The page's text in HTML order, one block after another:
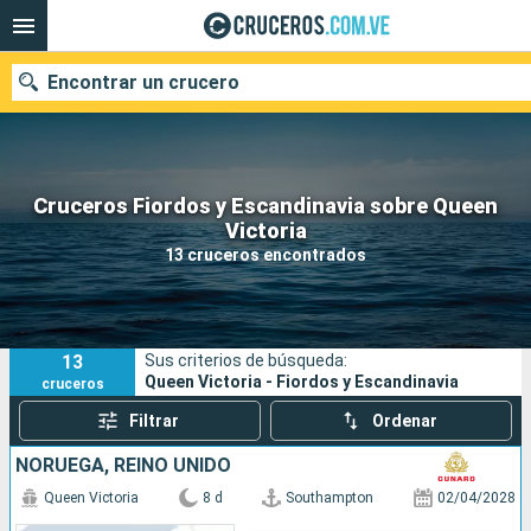
Cruceros Fiordos y Escandinavia sobre Queen
Victoria
13 cruceros encontrados
Encontrar un crucero
Nuestros destinos
Fecha de salida
Puertos Compañías
Buscar
13
cruceros
Sus criterios de búsqueda:
Queen Victoria - Fiordos y Escandinavia
Filtrar Ordenar
NORUEGA, REINO UNIDO
Queen Victoria 8 d Southampton 02/04/2028